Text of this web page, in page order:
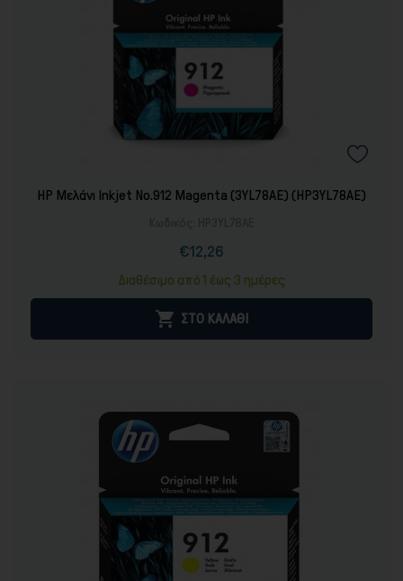
HP Μελάνι Inkjet No.912 Magenta (3YL78AE) (HP3YL78AE)
Τιμή
€12,26Κανονική
Διαθέσιμο από 1 έως 3 ημέρες
 ΣΤΟ ΚΑΛΑΘΙ